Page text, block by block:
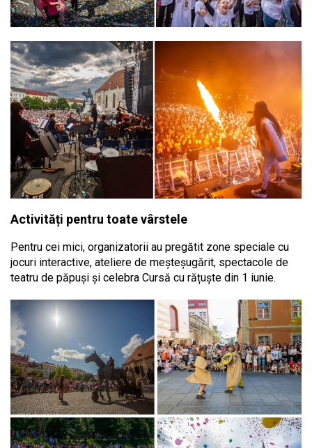
Activități pentru toate vârstele
Pentru cei mici, organizatorii au pregătit zone speciale cu
jocuri interactive, ateliere de meșteșugărit, spectacole de
teatru de păpuși și celebra Cursă cu rățuște din 1 iunie.